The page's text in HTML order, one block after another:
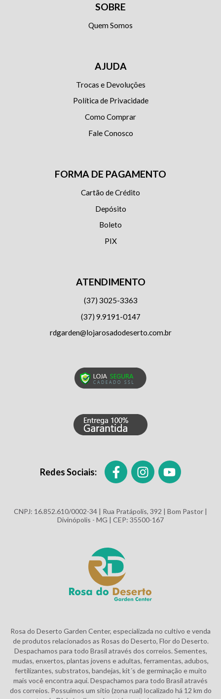
SOBRE
Quem Somos
AJUDA
Trocas e Devoluções
Política de Privacidade
Como Comprar
Fale Conosco
FORMA DE PAGAMENTO
Cartão de Crédito
Depósito
Boleto
PIX
ATENDIMENTO
(37) 3025-3363
(37) 9.9191-0147
rdgarden@lojarosadodeserto.com.br
Redes Sociais:
CNPJ: 16.852.610/0002-34 | Rua Pratápolis, 392 | Bom Pastor |
Divinópolis - MG | CEP: 35500-167
Rosa do Deserto Garden Center, especializada no cultivo e venda
de produtos relacionados as Rosas do Deserto, Flor do Deserto.
Despachamos para todo Brasil através dos correios. Sementes,
mudas, enxertos, plantas jovens e adultas, ferramentas, adubos,
fertilizantes, substratos, bandejas, kit´s de germinação e muito
mais você encontra aqui. Despachamos para todo Brasil através
dos correios. Possuímos um sítio (zona rual) localizado há 12 km do